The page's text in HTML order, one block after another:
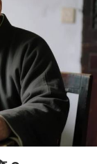
伯克希尔净买入约200亿美元股票
05:57